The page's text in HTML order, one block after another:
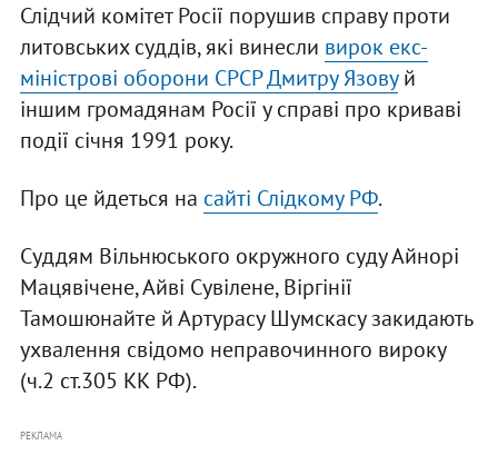
Слідчий комітет Росії порушив справу проти
литовських суддів, які винесли вирок екс-
міністрові оборони СРСР Дмитру Язовуй
іншим громадянам Росії у справі про криваві
події січня 1991 року.
Про це йдеться на сайті Слідкому РФ.
Суддям Вільнюського окружного суду Айнорі
Мацявічене, Айві Сувілене, Віргінії
Тамошюнайте й Артурасу Шумскасу закидають
ухвалення свідомо неправочинного вироку
(ч.2 ст.305 КК РФ).
РЕКЛАМА